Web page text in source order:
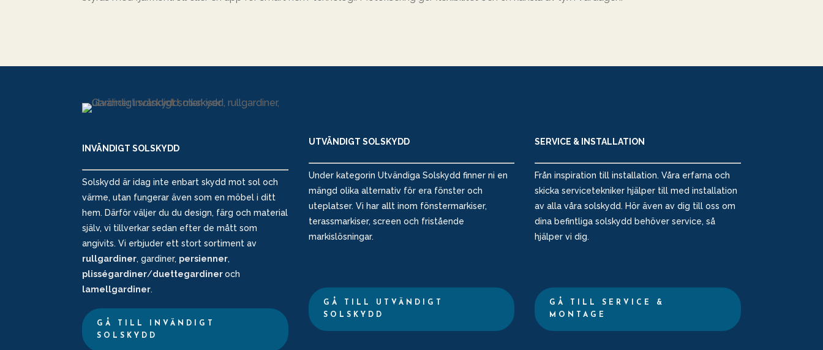
INVÄNDIGT SOLSKYDD
Solskydd är idag inte enbart skydd mot sol och
värme, utan fungerar även som en möbel i ditt
hem. Därför väljer du du design, färg och material
själv, vi tillverkar sedan efter de mått som
angivits. Vi erbjuder ett stort sortiment av
rullgardiner, gardiner, persienner,
plisségardiner/duettegardiner och
lamellgardiner.
GÅ TILL INVÄNDIGT
SOLSKYDD
UTVÄNDIGT SOLSKYDD
Under kategorin Utvändiga Solskydd finner ni en
mängd olika alternativ för era fönster och
uteplatser. Vi har allt inom fönstermarkiser,
terassmarkiser, screen och fristående
markislösningar.
GÅ TILL UTVÄNDIGT
SOLSKYDD
SERVICE & INSTALLATION
Från inspiration till installation. Våra erfarna och
skicka servicetekniker hjälper till med installation
av alla våra solskydd. Hör även av dig till oss om
dina befintliga solskydd behöver service, så
hjälper vi dig.
GÅ TILL SERVICE &
MONTAGE